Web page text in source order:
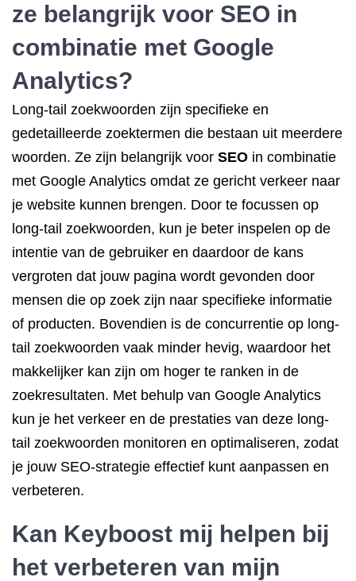
ze belangrijk voor SEO in
combinatie met Google
Analytics?
Long-tail zoekwoorden zijn specifieke en
gedetailleerde zoektermen die bestaan uit meerdere
woorden. Ze zijn belangrijk voor SEO in combinatie
met Google Analytics omdat ze gericht verkeer naar
je website kunnen brengen. Door te focussen op
long-tail zoekwoorden, kun je beter inspelen op de
intentie van de gebruiker en daardoor de kans
vergroten dat jouw pagina wordt gevonden door
mensen die op zoek zijn naar specifieke informatie
of producten. Bovendien is de concurrentie op long-
tail zoekwoorden vaak minder hevig, waardoor het
makkelijker kan zijn om hoger te ranken in de
zoekresultaten. Met behulp van Google Analytics
kun je het verkeer en de prestaties van deze long-
tail zoekwoorden monitoren en optimaliseren, zodat
je jouw SEO-strategie effectief kunt aanpassen en
verbeteren.
Kan Keyboost mij helpen bij
het verbeteren van mijn